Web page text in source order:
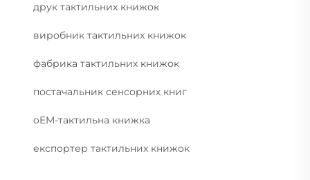
друк тактильних книжок
виробник тактильних книжок
фабрика тактильних книжок
постачальник сенсорних книг
oEM-тактильна книжка
експортер тактильних книжок